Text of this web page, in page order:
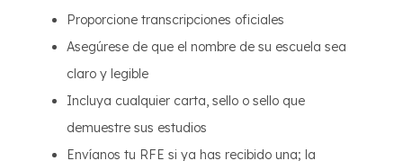
Proporcione transcripciones oficiales
Asegúrese de que el nombre de su escuela sea
claro y legible
Incluya cualquier carta, sello o sello que
demuestre sus estudios
Envíanos tu RFE si ya has recibido una; la